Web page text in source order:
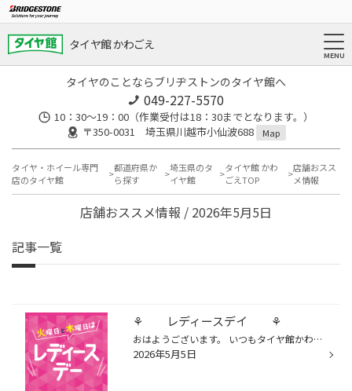
タイヤ館 かわごえ
タイヤのことならブリヂストンのタイヤ館へ
049-227-5570
10：30～19：00（作業受付は18：30までとなります。）
〒350-0031 埼玉県川越市小仙波688
Map
タイヤ・ホイール専門
店のタイヤ館
都道府県か
ら探す
埼玉県のタ
イヤ館
タイヤ館 かわ
ごえTOP
店舗おスス
メ情報
店舗おススメ情報 / 2026年5月5日
記事一覧
⚘ レディースデイ ⚘
おはようございます。 いつもタイヤ館かわごえ店のブログをご覧いただきありがとうございます。 火曜日と木曜日は女性のお客様限定でオイル交換がお得にできる レディースディです。 もちろん、男性のお客様も女性の方と一緒にご来店していただければ大丈夫です。 画像の4種類のオイルが対象となり...
2026年5月5日